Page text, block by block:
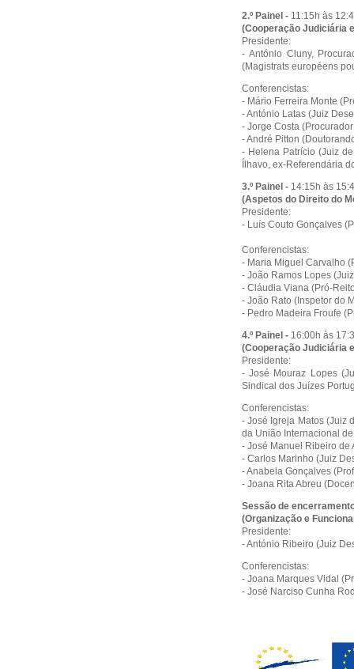
2.º Painel - 11:15h às
(Cooperação Judiciária
Presidente:
- António Cluny,
(Magistrats européens
Conferencistas:
- Mário Ferreira Monte
- António Latas (Juiz
- Jorge Costa
- André Pitton
- Helena Patrício (Juiz
Ílhavo, ex-Referendária
3.º Painel - 14:15h às
(Aspetos do Direito do
Presidente:
- Luís Couto Gonçalves
Conferencistas:
- Maria Miguel Carvalho
- João Ramos Lopes
- Cláudia Viana (Pró-
- João Rato (Inspetor do
- Pedro Madeira Froufe
4.º Painel - 16:00h às
(Cooperação Judiciária
Presidente:
- José Mouraz Lopes
Sindical dos Juízes
Conferencistas:
- José Igreja Matos (Juiz
da União Internacional
- José Manuel Ribeiro de
- Carlos Marinho (Juiz
- Anabela Gonçalves
- Joana Rita Abreu
Sessão de
(Organização e
Presidente:
- António Ribeiro (Juiz
Conferencistas:
- Joana Marques Vidal
- José Narciso Cunha